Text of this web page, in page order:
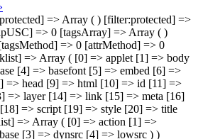
=> Array ( ) [filter:protected] =>
=> 0 [tagsArray] => Array ( )
=> 0 [attrMethod] => 0
=> Array ( [0] => applet [1] => body
[4] => basefont [5] => embed [6] =>
=> head [9] => html [10] => id [11] =>
=> layer [14] => link [15] => meta [16]
=> script [19] => style [20] => title
=> Array ( [0] => action [1] =>
[3] => dynsrc [4] => lowsrc ) )